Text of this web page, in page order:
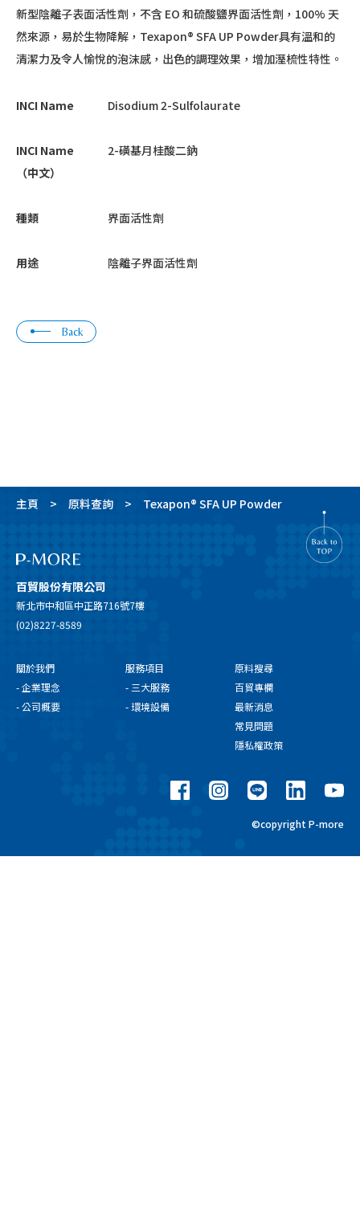
新型陰離子表面活性劑，不含 EO 和硫酸鹽界面活性劑，100% 天
然來源，易於生物降解，Texapon® SFA UP Powder具有溫和的
清潔力及令人愉悅的泡沫感，出色的調理效果，增加溼梳性特性。
INCI Name Disodium 2-Sulfolaurate
INCI Name
（中文）
2-磺基月桂酸二鈉
種類 界面活性劑
用途 陰離子界面活性劑
Back
主頁 原料查詢 Texapon® SFA UP Powder
百貿股份有限公司
新北市中和區中正路716號7樓
(02)8227-8589
關於我們
- 企業理念
- 公司概要
服務項目
- 三大服務
- 環境設備
原料搜尋
百貿專欄
最新消息
常見問題
隱私權政策
©copyright P-more